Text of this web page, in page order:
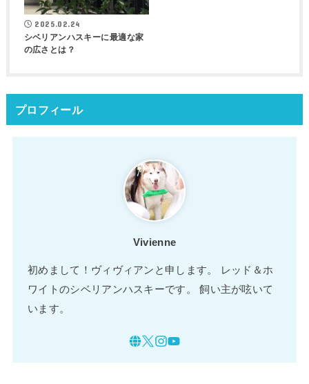
2025.02.24
シベリアンハスキーに最適な家
の広さとは？
プロフィール
Vivienne
初めまして！ヴィヴィアンと申します。 レッド＆ホ
ワイトのシベリアンハスキーです。 飼い主が呟いて
います。